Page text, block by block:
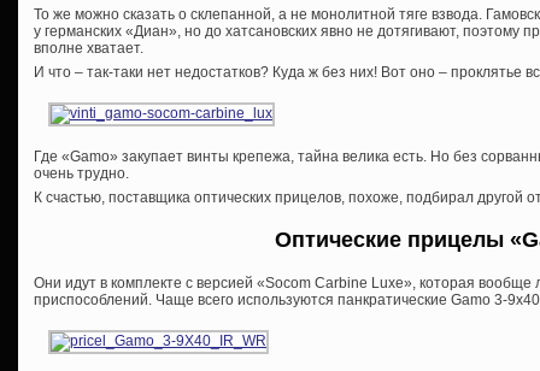
То же можно сказать о склепанной, а не монолитной тяге взвода.
у германских «Диан», но до хатсановских явно не дотягивают, поэтому
вполне хватает.
И что – так-таки нет недостатков? Куда ж без них! Вот оно – проклятье
Где «Gamo» закупает винты крепежа, тайна велика есть. Но без
очень трудно.
К счастью, поставщика оптических прицелов, похоже, подбирал другой
Оптические прицелы «
Они идут в комплекте с версией «Socom Carbine Luxe», которая
приспособлений. Чаще всего используются панкратические Gamo 3-